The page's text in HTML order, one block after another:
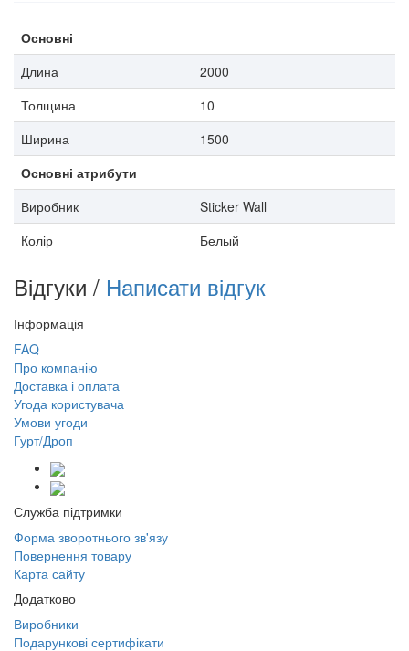
Основні
Длина
2000
Толщина
10
Ширина
1500
Основні атрибути
Виробник
Sticker Wall
Колір
Белый
Відгуки / Написати відгук
Інформація
FAQ
Про компанію
Доставка і оплата
Угода користувача
Умови угоди
Гурт/Дроп
Служба підтримки
Форма зворотнього зв'язу
Повернення товару
Карта сайту
Додатково
Виробники
Подарункові сертифікати